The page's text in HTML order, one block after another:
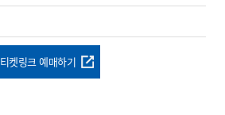
티켓링크 예매하기